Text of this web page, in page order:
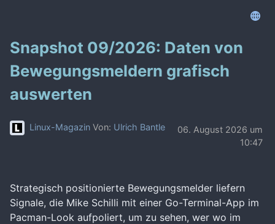
Snapshot 09/2026: Daten von
Bewegungsmeldern grafisch
auswerten
Linux-Magazin Von: Ulrich Bantle
06. August 2026 um
10:47
Strategisch positionierte Bewegungsmelder liefern
Signale, die Mike Schilli mit einer Go-Terminal-App im
Pacman-Look aufpoliert, um zu sehen, wer wo im